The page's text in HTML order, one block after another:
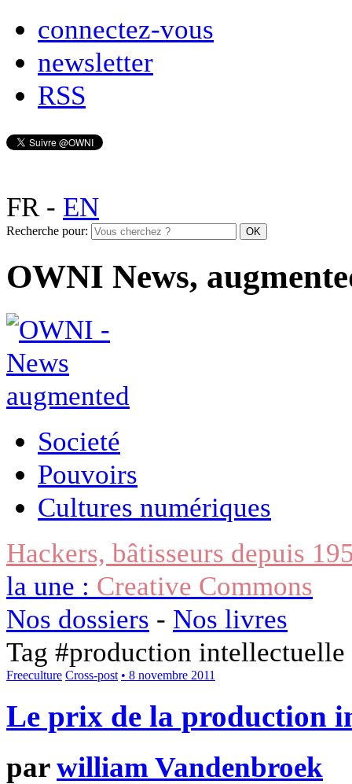
connectez-vous
newsletter
RSS
FR- EN
Recherche pour:
OWNI News,
Societé
Pouvoirs
Cultures numériques
Hackers, bâtisseurs depuis
la une : Creative Commons
Nos dossiers - Nos livres
Tag #production intellectuelle
Freeculture Cross-post • 8 novembre 2011
Le prix de la production
parwilliam Vandenbroek